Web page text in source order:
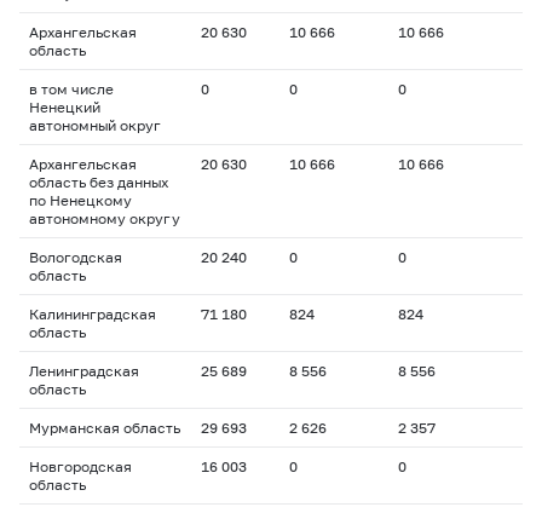
Архангельская
область
20 630 10 666 10 666
в том числе
Ненецкий
автономный округ
0 0 0
Архангельская
область без данных
по Ненецкому
автономному округу
20 630 10 666 10 666
Вологодская
область
20 240 0 0
Калининградская
область
71 180 824 824
Ленинградская
область
25 689 8 556 8 556
Мурманская область 29 693 2 626 2 357
Новгородская
область
16 003 0 0